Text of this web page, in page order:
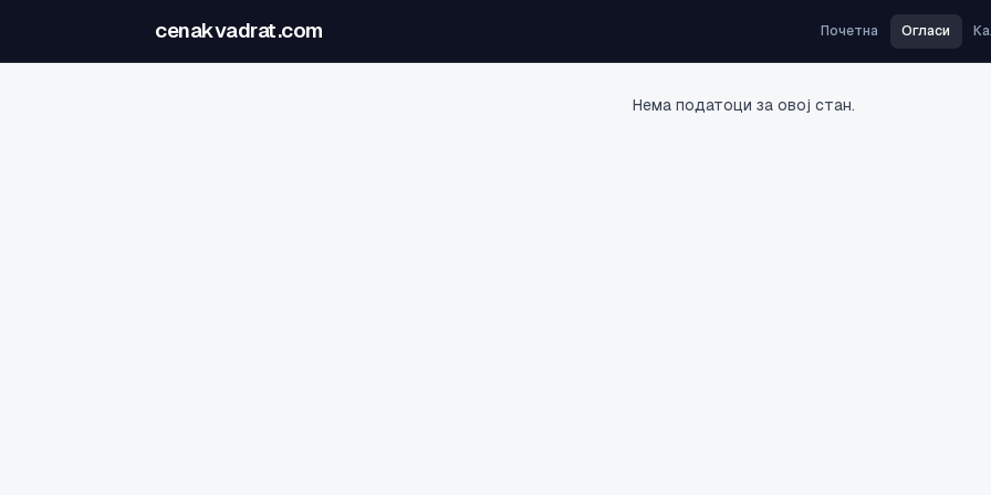
cenakvadrat.com Почетна Огласи
Нема податоци за овој стан.